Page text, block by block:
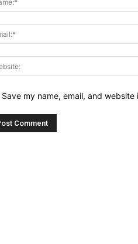
Save my name, email, and